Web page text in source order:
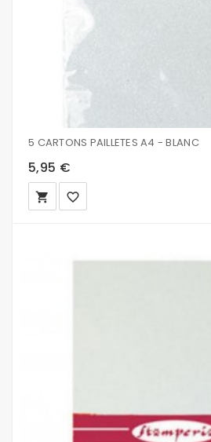
5 CARTONS PAILLETES A4 - BLANC
5,95 €
local_grocery_store favorite_border